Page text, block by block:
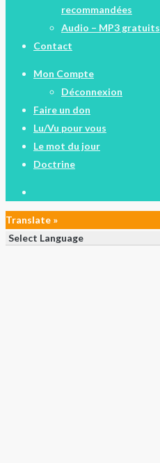
recommandées
Audio – MP3 gratuits
Contact
Mon Compte
Déconnexion
Faire un don
Lu/Vu pour vous
Le mot du jour
Doctrine
Translate »